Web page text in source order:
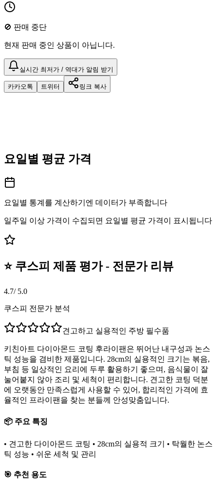
🚫 판매 중단
현재 판매 중인 상품이 아닙니다.
실시간 최저가 / 역대가 알림 받기
카카오톡 트위터 링크 복사
요일별 평균 가격
요일별 통계를 계산하기엔 데이터가 부족합니다
일주일 이상 가격이 수집되면 요일별 평균 가격이 표시됩니다
⭐ 쿠스피 제품 평가 - 전문가 리뷰
4.7/ 5.0
쿠스피 전문가 분석
견고하고 실용적인 주방 필수품
키친아트 다이아몬드 코팅 후라이팬은 뛰어난 내구성과 논스
틱 성능을 겸비한 제품입니다. 28cm의 실용적인 크기는 볶음,
부침 등 일상적인 요리에 두루 활용하기 좋으며, 음식물이 잘
눌어붙지 않아 조리 및 세척이 편리합니다. 견고한 코팅 덕분
에 오랫동안 만족스럽게 사용할 수 있어, 합리적인 가격에 효
율적인 프라이팬을 찾는 분들께 안성맞춤입니다.
📦 주요 특징
• 견고한 다이아몬드 코팅 • 28cm의 실용적 크기 • 탁월한 논스
틱 성능 • 쉬운 세척 및 관리
🎯 추천 용도